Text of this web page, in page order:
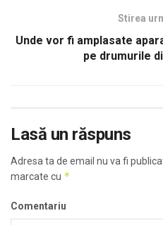
Stirea
Unde vor fi amplasate
pe drumurile
Lasă un răspuns
Adresa ta de email nu va fi
marcate cu *
Comentariu